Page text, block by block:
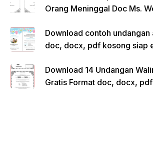
Orang Meninggal Doc Ms.
Download contoh
doc, docx, pdf kosong siap
Download 14 Undangan
Gratis Format doc, docx, pdf